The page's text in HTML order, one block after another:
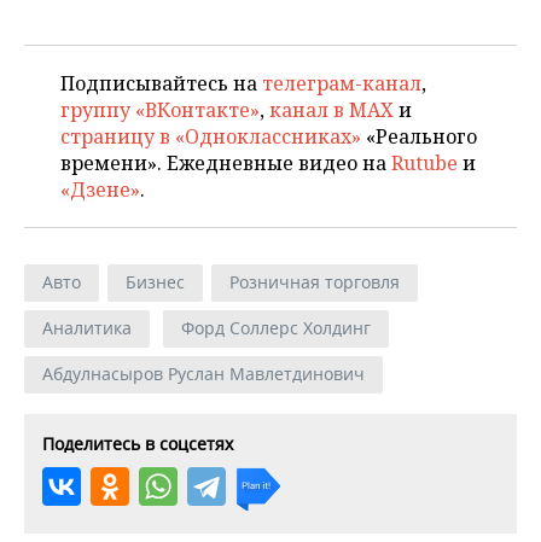
Подписывайтесь на телеграм-канал,
группу «ВКонтакте»,канал в MAXи
страницу в «Одноклассниках» «Реального
времени». Ежедневные видео наRutube и
«Дзене».
Авто Бизнес
Розничная торговля
Аналитика
Форд Соллерс Холдинг
Абдулнасыров Руслан Мавлетдинович
Поделитесь в соцсетях